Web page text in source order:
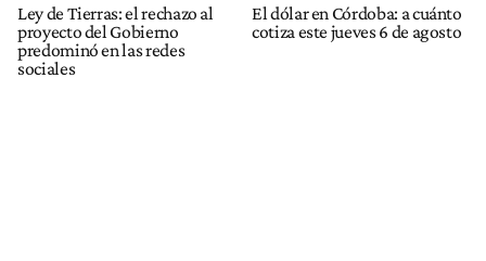
Ley de Tierras: el rechazo al
proyecto del Gobierno
predominó en las redes
sociales
El dólar en Córdoba: a cuánto
cotiza este jueves 6 de agosto